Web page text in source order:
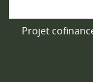
Projet